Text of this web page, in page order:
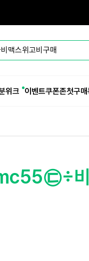
위크 이벤트쿠폰존첫구
㉢÷비